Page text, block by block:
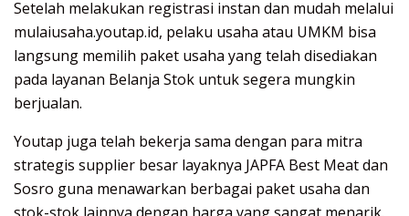
Setelah melakukan registrasi instan dan mudah melalui
mulaiusaha.youtap.id, pelaku usaha atau UMKM bisa
langsung memilih paket usaha yang telah disediakan
pada layanan Belanja Stok untuk segera mungkin
berjualan.
Youtap juga telah bekerja sama dengan para mitra
strategis supplier besar layaknya JAPFA Best Meat dan
Sosro guna menawarkan berbagai paket usaha dan